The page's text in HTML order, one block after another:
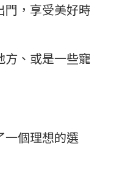
門，享受美好時
方、或是一些寵
一個理想的選